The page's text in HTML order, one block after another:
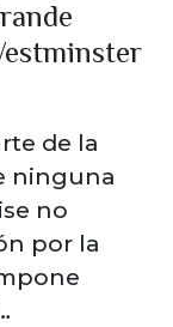
de la
ninguna
no
por la